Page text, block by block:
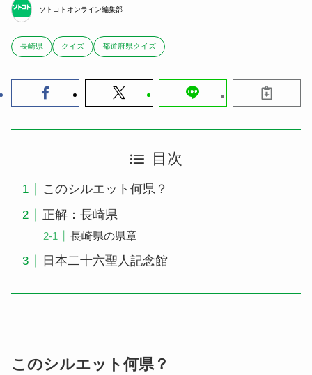
ソトコトオンライン編集部
長崎県 クイズ 都道府県クイズ
目次
このシルエット何県？
正解：長崎県
長崎県の県章
日本二十六聖人記念館
このシルエット何県？